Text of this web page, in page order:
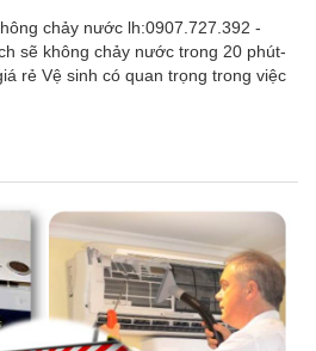
chảy nước lh:0907.727.392 -
sẽ không chảy nước trong 20 phút-
rẻ Vệ sinh có quan trọng trong việc